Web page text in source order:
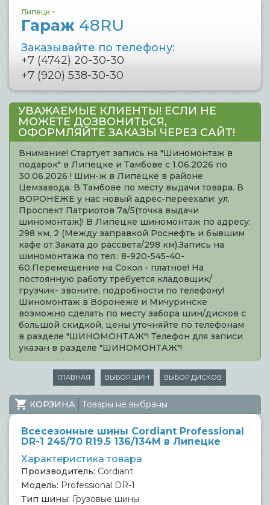
Липецк
Гараж 48RU
Заказывайте по телефону:
+7 (4742) 20-30-30
+7 (920) 538-30-30
УВАЖАЕМЫЕ КЛИЕНТЫ! ЕСЛИ НЕ
МОЖЕТЕ ДОЗВОНИТЬСЯ,
ОФОРМЛЯЙТЕ ЗАКАЗЫ ЧЕРЕЗ САЙТ!
Внимание! Стартует запись на "Шиномонтаж в
подарок" в Липецке и Тамбове с 1.06.2026 по
30.06.2026 ! Шин-ж в Липецке в районе
Цемзавода. В Тамбове по месту выдачи товара. В
ВОРОНЕЖЕ у нас новый адрес-переехали: ул.
Проспект Патриотов 7а/5(точка выдачи
шиномонтаж)! В Липецке шиномонтаж по адресу:
298 км, 2 (Между заправкой Роснефть и бывшим
кафе от Заката до рассвета/298 км).Запись на
шиномонтажа по тел.: 8-920-545-40-
60.Перемещение на Сокол - платное! На
постоянную работу требуется кладовщик/
грузчик- звоните, подробности по телефону!
Шиномонтаж в Воронеже и Мичуринске
возможно сделать по месту забора шин/дисков с
большой скидкой, цены уточняйте по телефонам
в разделе "ШИНОМОНТАЖ"! Телефон для записи
указан в разделе "ШИНОМОНТАЖ"!
ГЛАВНАЯ ВЫБОР ШИН ВЫБОР ДИСКОВ
КОРЗИНА Товары не выбраны
Всесезонные шины Cordiant Professional
DR-1 245/70 R19.5 136/134M в Липецке
Характеристика товара
Производитель: Cordiant
Модель: Professional DR-1
Тип шины: Грузовые шины